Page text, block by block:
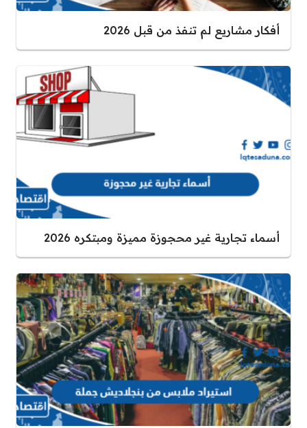
أفكار مشاريع لم تنفذ من قبل 2026
أسماء تجارية غير محجوزة مميزة ومبتكره 2026